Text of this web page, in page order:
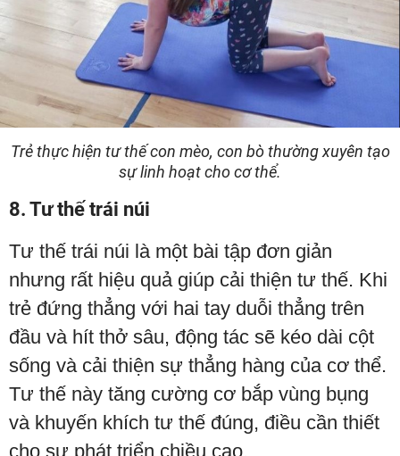
Trẻ thực hiện tư thế con mèo, con bò thường xuyên tạo
sự linh hoạt cho cơ thể.
8. Tư thế trái núi
Tư thế trái núi là một bài tập đơn giản
nhưng rất hiệu quả giúp cải thiện tư thế. Khi
trẻ đứng thẳng với hai tay duỗi thẳng trên
đầu và hít thở sâu, động tác sẽ kéo dài cột
sống và cải thiện sự thẳng hàng của cơ thể.
Tư thế này tăng cường cơ bắp vùng bụng
và khuyến khích tư thế đúng, điều cần thiết
cho sự phát triển chiều cao.